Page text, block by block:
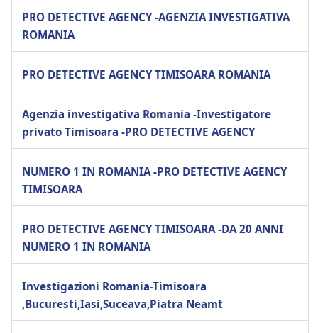
PRO DETECTIVE AGENCY -AGENZIA INVESTIGATIVA
ROMANIA
PRO DETECTIVE AGENCY TIMISOARA ROMANIA
Agenzia investigativa Romania -Investigatore
privato Timisoara -PRO DETECTIVE AGENCY
NUMERO 1 IN ROMANIA -PRO DETECTIVE AGENCY
TIMISOARA
PRO DETECTIVE AGENCY TIMISOARA -DA 20 ANNI
NUMERO 1 IN ROMANIA
Investigazioni Romania-Timisoara
,Bucuresti,Iasi,Suceava,Piatra Neamt